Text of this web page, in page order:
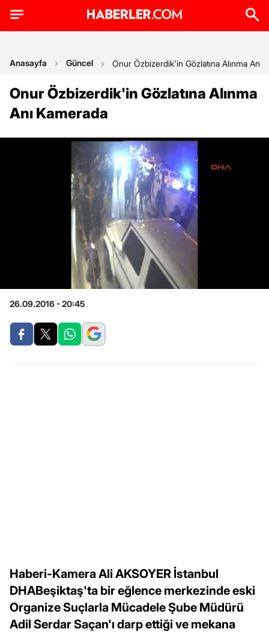
Anasayfa Güncel Onur Özbizerdik'in Gözlatına Alınma Anı
Onur Özbizerdik'in Gözlatına Alınma
Anı Kamerada
26.09.2016 - 20:45
Haberi-Kamera Ali AKSOYER İstanbul
DHABeşiktaş'ta bir eğlence merkezinde eski
Organize Suçlarla Mücadele Şube Müdürü
Adil Serdar Saçan'ı darp ettiği ve mekana